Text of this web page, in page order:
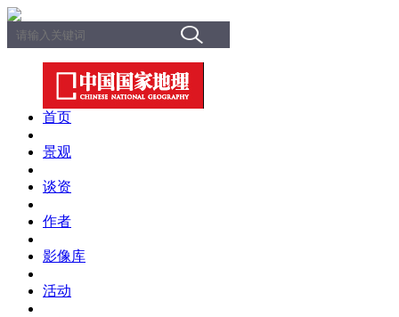
首页
景观
谈资
作者
影像库
活动